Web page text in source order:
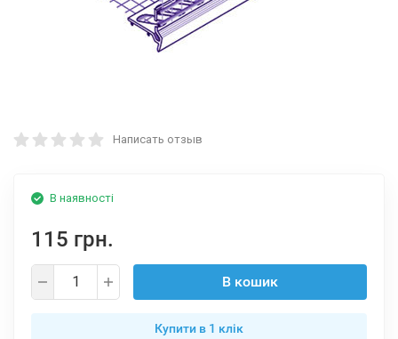
Написать отзыв
В наявності
115 грн.
В кошик
Купити в 1 клiк